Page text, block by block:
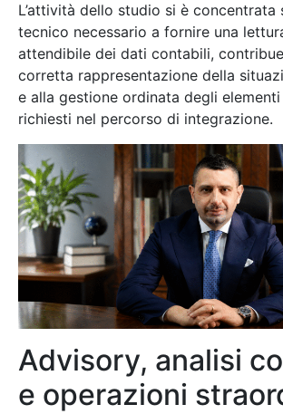
L’attività dello studio si è concentrata
tecnico necessario a fornire una
attendibile dei dati contabili,
corretta rappresentazione della
e alla gestione ordinata degli
richiesti nel percorso di integrazione.
Advisory, analisi
e operazioni